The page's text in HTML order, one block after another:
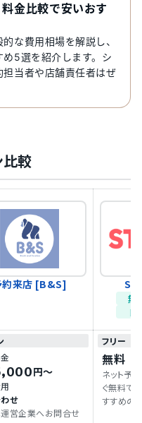
金比較で安いおす
な費用相場を解説し、
5選を紹介します。シ
当者や店舗責任者はぜ
較
約来店 [B&S]
無
ト
円〜
せ
営企業へお問合せ
フリー
無料
ネット予
ぐ無料で
すすめの